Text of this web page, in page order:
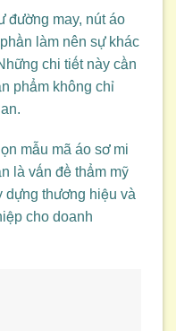
đường may, nút áo
làm nên sự khác
chi tiết này cần
phẩm không chỉ
mẫu mã áo sơ mi
là vấn đề thẩm mỹ
dựng thương hiệu và
cho doanh